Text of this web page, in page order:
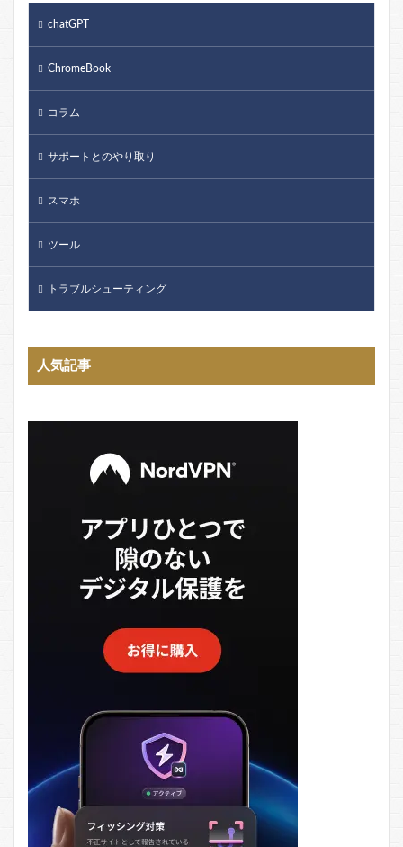
chatGPT
ChromeBook
コラム
サポートとのやり取り
スマホ
ツール
トラブルシューティング
人気記事